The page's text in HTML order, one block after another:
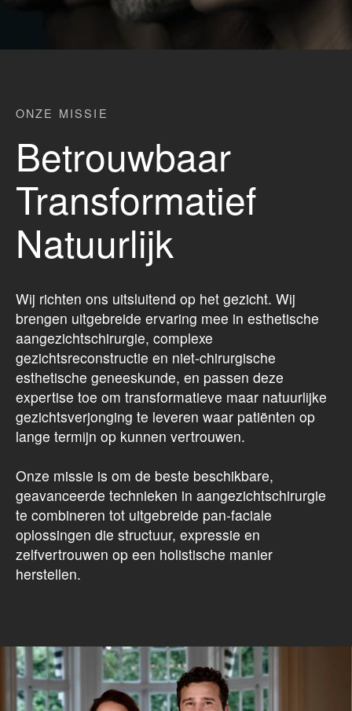
ONZE MISSIE
Betrouwbaar
Transformatief
Natuurlijk
Wij richten ons uitsluitend op het gezicht. Wij
brengen uitgebreide ervaring mee in esthetische
aangezichtschirurgie, complexe
gezichtsreconstructie en niet-chirurgische
esthetische geneeskunde, en passen deze
expertise toe om transformatieve maar natuurlijke
gezichtsverjonging te leveren waar patiënten op
lange termijn op kunnen vertrouwen.
Onze missie is om de beste beschikbare,
geavanceerde technieken in aangezichtschirurgie
te combineren tot uitgebreide pan-faciale
oplossingen die structuur, expressie en
zelfvertrouwen op een holistische manier
herstellen.